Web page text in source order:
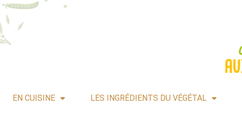
EN CUISINE LES INGRÉDIENTS DU VÉGÉTAL